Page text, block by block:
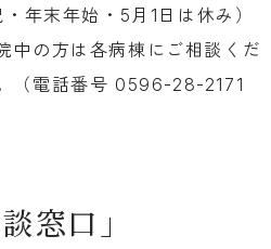
年末年始・5月1日は休み）
中の方は各病棟にご相談くだ
（電話番号 0596-28-2171
窓口」